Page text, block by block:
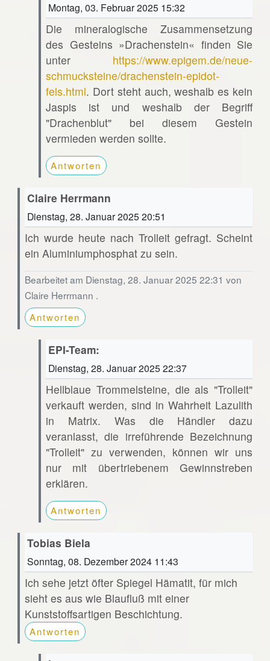
Montag, 03. Februar 2025 15:32
Die mineralogische Zusammensetzung
des Gesteins »Drachenstein« finden Sie
unter https://www.epigem.de/neue-
schmucksteine/drachenstein-epidot-
fels.html. Dort steht auch, weshalb es kein
Jaspis ist und weshalb der Begriff
"Drachenblut" bei diesem Gestein
vermieden werden sollte.
Antworten
Claire Herrmann
Dienstag, 28. Januar 2025 20:51
Ich wurde heute nach Trolleit gefragt. Scheint
ein Aluminiumphosphat zu sein.
Bearbeitet am Dienstag, 28. Januar 2025 22:31 von
Claire Herrmann .
Antworten
EPI-Team:
Dienstag, 28. Januar 2025 22:37
Hellblaue Trommelsteine, die als "Trolleit"
verkauft werden, sind in Wahrheit Lazulith
in Matrix. Was die Händler dazu
veranlasst, die irreführende Bezeichnung
"Trolleit" zu verwenden, können wir uns
nur mit übertriebenem Gewinnstreben
erklären.
Antworten
Tobias Biela
Sonntag, 08. Dezember 2024 11:43
Ich sehe jetzt öfter Spiegel Hämatit, für mich
sieht es aus wie Blaufluß mit einer
Kunststoffsartigen Beschichtung.
Antworten